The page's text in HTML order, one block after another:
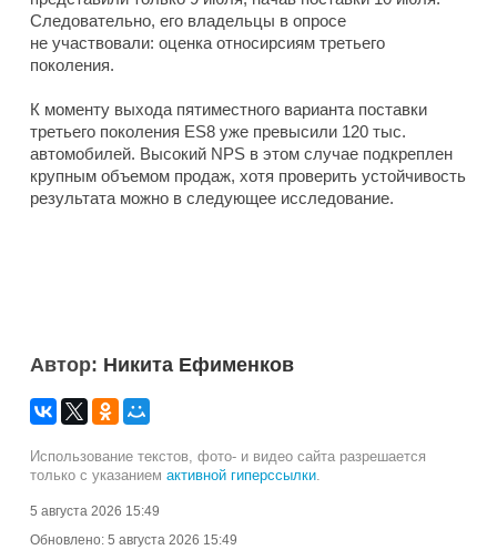
Следовательно, его владельцы в опросе
не участвовали: оценка относирсиям третьего
поколения.
К моменту выхода пятиместного варианта поставки
третьего поколения ES8 уже превысили 120 тыс.
автомобилей. Высокий NPS в этом случае подкреплен
крупным объемом продаж, хотя проверить устойчивость
результата можно в следующее исследование.
Автор: Никита Ефименков
Использование текстов, фото- и видео сайта разрешается
только с указанием активной гиперссылки
5 августа 2026 15:49
Обновлено: 5 августа 2026 15:49